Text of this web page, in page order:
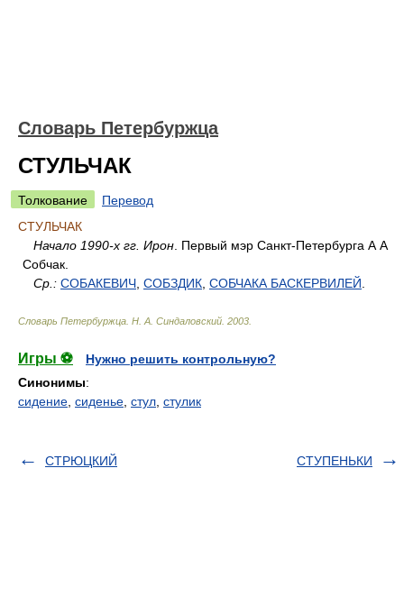
Словарь Петербуржца
СТУЛЬЧАК
Толкование
Перевод
СТУЛЬЧАК
Начало 1990-х гг. Ирон . Первый мэр Санкт-Петербурга А А
Собчак.
Ср.: СОБАКЕВИЧ СОБЗДИК СОБЧАКА БАСКЕРВИЛЕЙ
Словарь Петербуржца Н. А. Синдаловский 2003
Игры ⚽
Нужно решить контрольную?
Синонимы:
сидение сиденье стул стулик
СТРЮЦКИЙ СТУПЕНЬКИ